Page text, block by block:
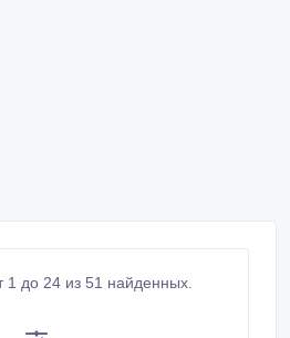
до 24 из 51 найденных.